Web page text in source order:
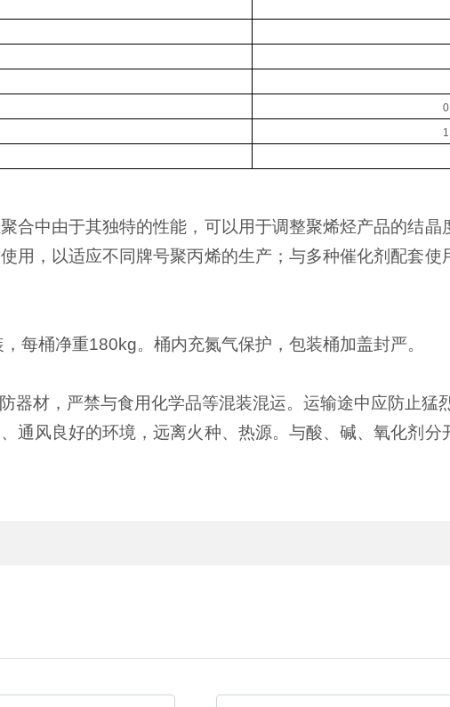
合中由于其独特的性能，可以用于调整聚烯烃产品的结
用，以适应不同牌号聚丙烯的生产；与多种催化剂配套
，每桶净重180kg。桶内充氮气保护，包装桶加盖封严。
器材，严禁与食用化学品等混装混运。运输途中应防止猛
通风良好的环境，远离火种、热源。与酸、碱、氧化剂分